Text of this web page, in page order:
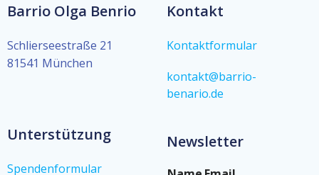
Barrio Olga Benrio
Schlierseestraße 21
81541 München
Kontakt
Kontaktformular
kontakt@barrio-
benario.de
Unterstützung
Spendenformular
Newsletter